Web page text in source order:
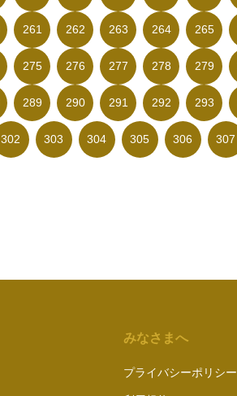
261 262 263 264 265
275 276 277 278 279
289 290 291 292 293
302 303 304 305 306 307
みなさまへ
プライバシーポリシー